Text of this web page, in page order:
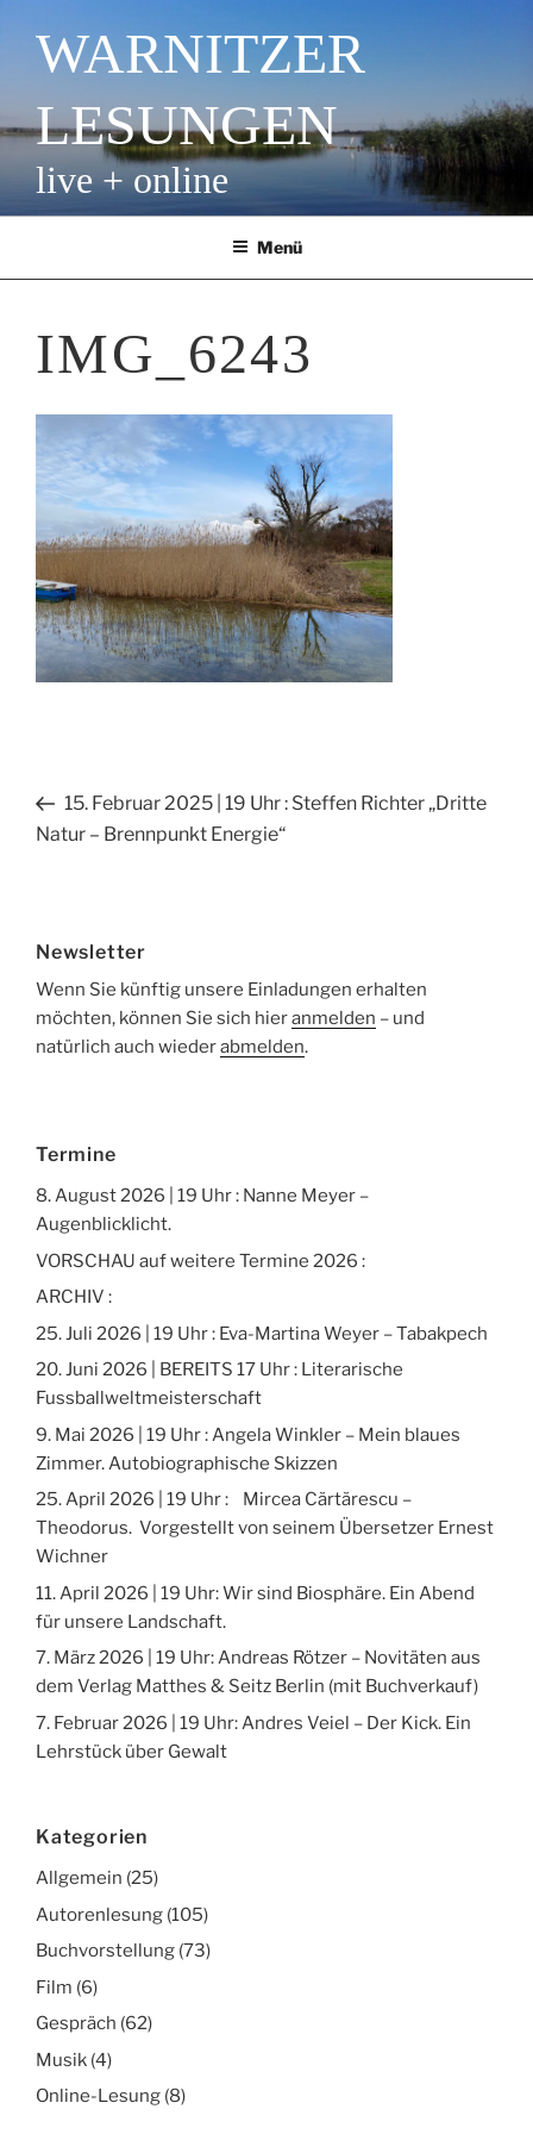
Inhalt
springenWARNITZER
LESUNGEN
live + online
Menü
IMG_6243
Beitragsnavigation
Vorheriger
Beitrag
15. Februar 2025 | 19 Uhr : Steffen Richter „Dritte
Natur – Brennpunkt Energie“
Newsletter
Wenn Sie künftig unsere Einladungen erhalten
möchten, können Sie sich hieranmelden – und
natürlich auch wiederabmelden.
Termine
8. August 2026 | 19 Uhr : Nanne Meyer –
Augenblicklicht.
VORSCHAU auf weitere Termine 2026 :
ARCHIV :
25. Juli 2026 | 19 Uhr : Eva-Martina Weyer – Tabakpech
20. Juni 2026 | BEREITS 17 Uhr : Literarische
Fussballweltmeisterschaft
9. Mai 2026 | 19 Uhr : Angela Winkler – Mein blaues
Zimmer. Autobiographische Skizzen
25. April 2026 | 19 Uhr : Mircea Cărtărescu –
Theodorus. Vorgestellt von seinem Übersetzer Ernest
Wichner
11. April 2026 | 19 Uhr: Wir sind Biosphäre. Ein Abend
für unsere Landschaft.
7. März 2026 | 19 Uhr: Andreas Rötzer – Novitäten aus
dem Verlag Matthes & Seitz Berlin (mit Buchverkauf)
7. Februar 2026 | 19 Uhr: Andres Veiel – Der Kick. Ein
Lehrstück über Gewalt
Kategorien
Allgemein (25)
Autorenlesung (105)
Buchvorstellung (73)
Film (6)
Gespräch (62)
Musik (4)
Online-Lesung (8)